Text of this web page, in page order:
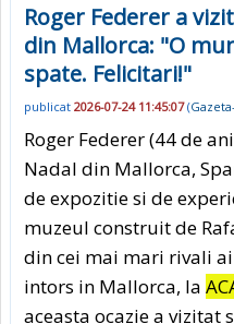
Roger Federer a
din Mallorca: "O
spate. Felicitari!"
publicat 2026-07-24 11:45:07(
Roger Federer (44 de
Nadal din Mallorca,
de expozitie si de
muzeul construit de
din cei mai mari rivali ai
intors in Mallorca, la
aceasta ocazie a vizitat